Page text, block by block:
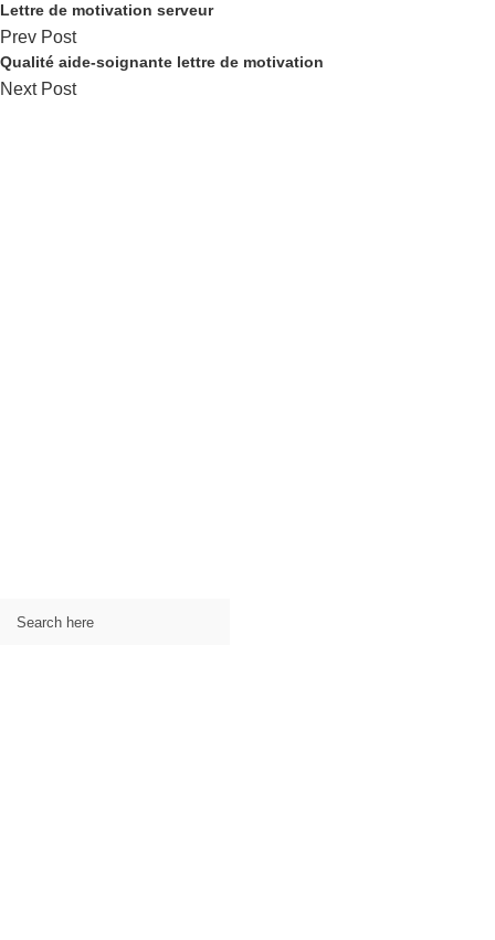
Lettre de motivation serveur
Prev Post
Qualité aide-soignante lettre de motivation
Next Post